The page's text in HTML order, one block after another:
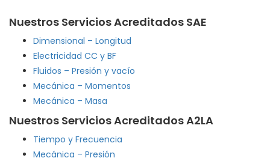
Nuestros Servicios Acreditados SAE
Dimensional – Longitud
Electricidad CC y BF
Fluidos – Presión y vacío
Mecánica – Momentos
Mecánica – Masa
Nuestros Servicios Acreditados A2LA
Tiempo y Frecuencia
Mecánica – Presión